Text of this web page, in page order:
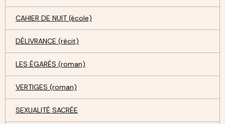
CAHIER DE NUIT (école)
DÉLIVRANCE (récit)
LES ÉGARÉS (roman)
VERTIGES (roman)
SEXUALITÉ SACRÉE